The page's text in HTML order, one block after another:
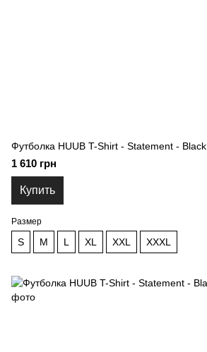
Футболка HUUB T-Shirt - Statement - Black
1 610 грн
Купить
Размер
S M L XL XXL XXXL